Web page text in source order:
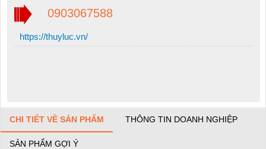
0903067588
https://thuyluc.vn/
CHI TIẾT VỀ SẢN PHẨM THÔNG TIN DOANH NGHIỆP
SẢN PHẨM GỢI Ý